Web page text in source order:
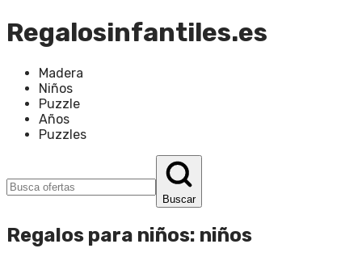
Regalosinfantiles.es
Madera
Niños
Puzzle
Años
Puzzles
Buscar
Regalos para niños: niños